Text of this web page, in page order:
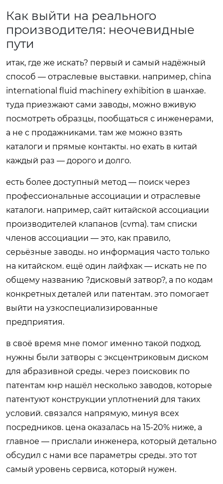
Как выйти на реального
производителя: неочевидные
пути
итак, где же искать? первый и самый надёжный
способ — отраслевые выставки. например, china
international fluid machinery exhibition в шанхае.
туда приезжают сами заводы, можно вживую
посмотреть образцы, пообщаться с инженерами,
а не с продажниками. там же можно взять
каталоги и прямые контакты. но ехать в китай
каждый раз — дорого и долго.
есть более доступный метод — поиск через
профессиональные ассоциации и отраслевые
каталоги. например, сайт китайской ассоциации
производителей клапанов (cvma). там списки
членов ассоциации — это, как правило,
серьёзные заводы. но информация часто только
на китайском. ещё один лайфхак — искать не по
общему названию ?дисковый затвор?, а по кодам
конкретных деталей или патентам. это помогает
выйти на узкоспециализированные
предприятия.
в своё время мне помог именно такой подход.
нужны были затворы с эксцентриковым диском
для абразивной среды. через поисковик по
патентам кнр нашёл несколько заводов, которые
патентуют конструкции уплотнений для таких
условий. связался напрямую, минуя всех
посредников. цена оказалась на 15-20% ниже, а
главное — прислали инженера, который детально
обсудил с нами все параметры среды. это тот
самый уровень сервиса, который нужен.